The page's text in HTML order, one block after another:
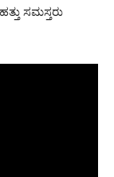
ಸಮಸ್ತರು